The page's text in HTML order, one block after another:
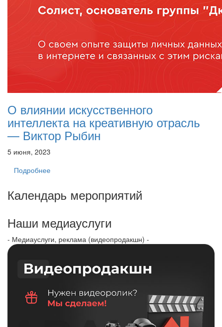
О влиянии искусственного
интеллекта на креативную отрасль
— Виктор Рыбин
5 июня, 2023
Подробнее
Календарь мероприятий
Наши медиауслуги
- Медиауслуги, реклама (видеопродакшн) -